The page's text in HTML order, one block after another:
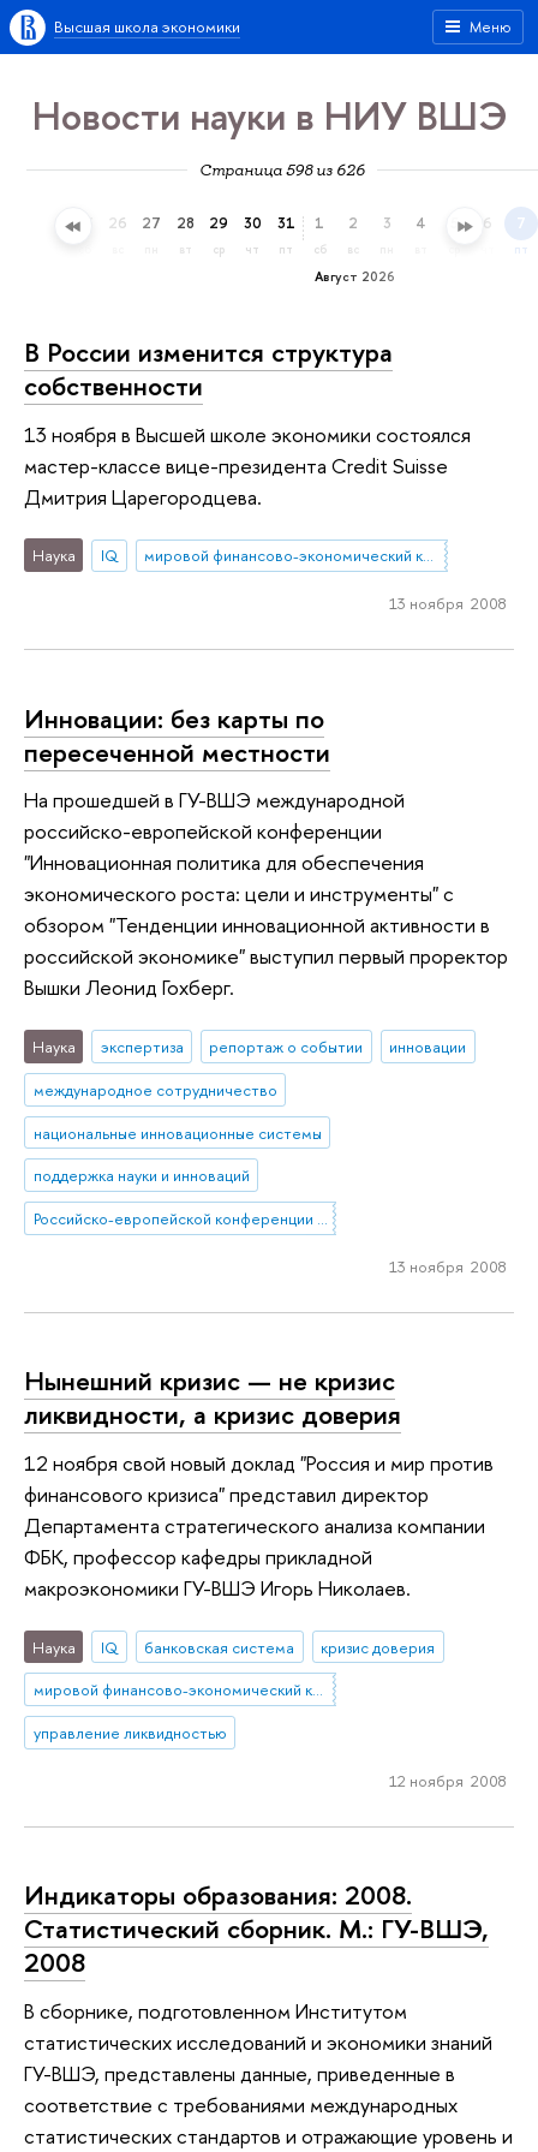
Меню
Высшая школа экономики
Новости науки в НИУ ВШЭ
Страница 598 из 626
25 26 27 28
вт
29
ср
30
чт
31
пт
Август 2026
1
сб
2
вс
3 4 5 6 7
пт
В России изменится структура
собственности
13 ноября в Высшей школе экономики состоялся
мастер-классе вице-президента Credit Suisse
Дмитрия Царегородцева.
Наука IQ мировой финансово-экономический кризис
13 ноября 2008
Инновации: без карты по
пересеченной местности
На прошедшей в ГУ-ВШЭ международной
российско-европейской конференции
"Инновационная политика для обеспечения
экономического роста: цели и инструменты" с
обзором "Тенденции инновационной активности в
российской экономике" выступил первый проректор
Вышки Леонид Гохберг.
Наука экспертиза репортаж о событии
инновации
международное сотрудничество
национальные инновационные системы
поддержка науки и инноваций
Российско-европейской конференции "Инновационная политика для обеспечения экономического роста: цели и инструменты"
13 ноября 2008
Нынешний кризис — не кризис
ликвидности, а кризис доверия
12 ноября свой новый доклад "Россия и мир против
финансового кризиса" представил директор
Департамента стратегического анализа компании
ФБК, профессор кафедры прикладной
макроэкономики ГУ-ВШЭ Игорь Николаев.
Наука IQ банковская система
кризис доверия
мировой финансово-экономический кризис
управление ликвидностью
12 ноября 2008
Индикаторы образования: 2008.
Статистический сборник. М.: ГУ-ВШЭ,
2008
В сборнике, подготовленном Институтом
статистических исследований и экономики знаний
ГУ-ВШЭ, представлены данные, приведенные в
соответствие с требованиями международных
статистических стандартов и отражающие уровень и